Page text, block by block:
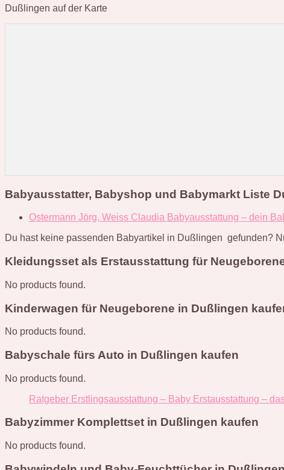
Dußlingen auf der Karte
Babyausstatter, Babyshop und Babymarkt Liste
Ostermann Jörg, Weiss Claudia Babyausstattung – dein
Du hast keine passenden Babyartikel in Dußlingen gefunden?
Kleidungsset als Erstausstattung für
No products found.
Kinderwagen für Neugeborene in Dußlingen
No products found.
Babyschale fürs Auto in Dußlingen kaufen
No products found.
Ratgeber Erstlingsausstattung – Baby Erstausstattung –
Babyzimmer Komplettset in Dußlingen kaufen
No products found.